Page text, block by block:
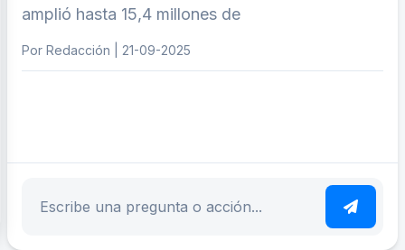
amplió hasta 15,4 millones de
Por Redacción | 21-09-2025
Escribe tu pregunta